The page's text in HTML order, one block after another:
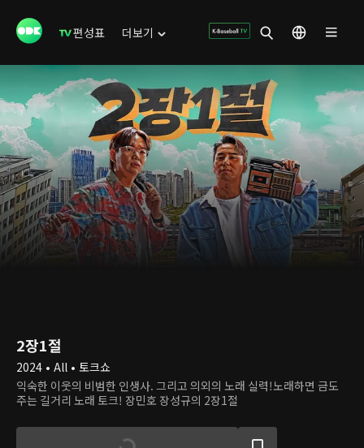
편성표 더보기
2장1절
2024 • All • 토크쇼
익숙한 이웃의 비범한 인생사. 그리고 의외의 노래 실력!노래하면 금도
주는 길거리 노래 토크! 장민호 장성규의 2장1절